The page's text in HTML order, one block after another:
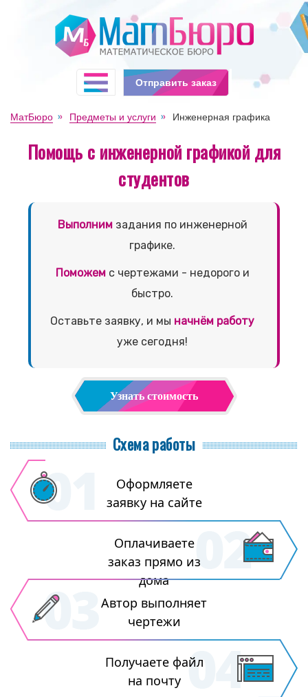
МатБюро Предметы и услуги Инженерная графика
Помощь с инженерной графикой для
студентов
Выполнимзадания по инженерной
графике.
Поможемс чертежами - недорого и
быстро.
Оставьте заявку, и мы начнём работу
уже сегодня!
Узнать стоимость
Схема работы
Оформляете
заявку на сайте
Оплачиваете
заказ прямо из
дома
Автор выполняет
чертежи
Получаете файл
на почту
Отправить заказ